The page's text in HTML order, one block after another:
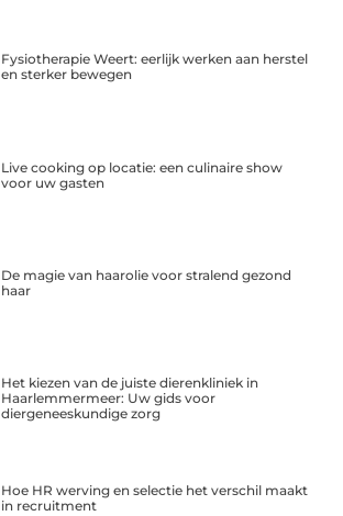
Fysiotherapie Weert: eerlijk werken aan herstel
en sterker bewegen
Live cooking op locatie: een culinaire show
voor uw gasten
De magie van haarolie voor stralend gezond
haar
Het kiezen van de juiste dierenkliniek in
Haarlemmermeer: Uw gids voor
diergeneeskundige zorg
Hoe HR werving en selectie het verschil maakt
in recruitment